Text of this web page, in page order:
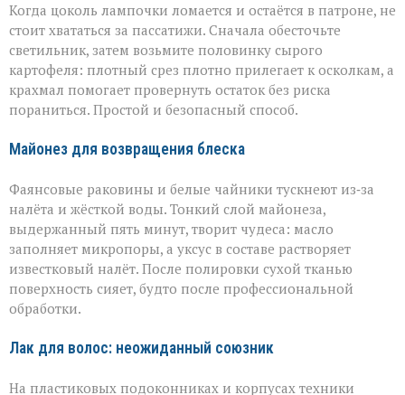
Когда цоколь лампочки ломается и остаётся в патроне, не
стоит хвататься за пассатижи. Сначала обесточьте
светильник, затем возьмите половинку сырого
картофеля: плотный срез плотно прилегает к осколкам, а
крахмал помогает провернуть остаток без риска
пораниться. Простой и безопасный способ.
Майонез для возвращения блеска
Фаянсовые раковины и белые чайники тускнеют из‑за
налёта и жёсткой воды. Тонкий слой майонеза,
выдержанный пять минут, творит чудеса: масло
заполняет микропоры, а уксус в составе растворяет
известковый налёт. После полировки сухой тканью
поверхность сияет, будто после профессиональной
обработки.
Лак для волос: неожиданный союзник
На пластиковых подоконниках и корпусах техники